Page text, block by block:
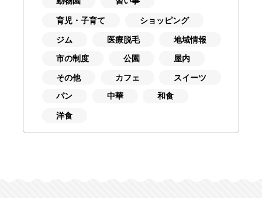
育児・子育て ショッピング
ジム 医療脱毛 地域情報
市の制度 公園 屋内
その他 カフェ スイーツ
パン 中華 和食
洋食